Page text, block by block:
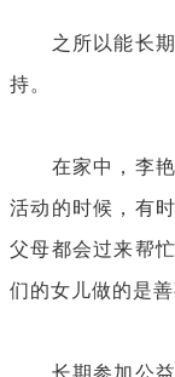
之所以能长期
持。
在家中，李艳
活动的时候，有
父母都会过来帮
们的女儿做的是善
长期参加公益